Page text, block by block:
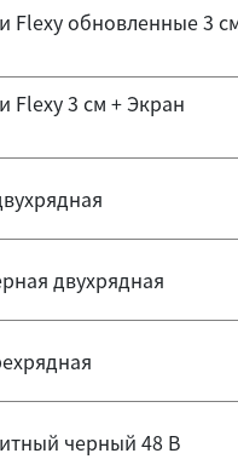
Flexy обновленные 3
Flexy 3 см + Экран
двухрядная
черный 48 B